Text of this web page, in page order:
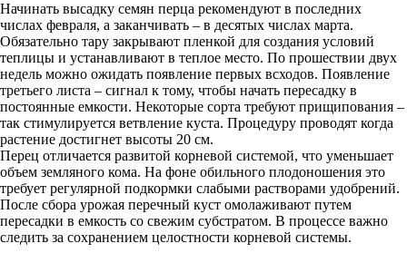
Начинать высадку семян перца рекомендуют в последних
числах февраля, а заканчивать – в десятых числах марта.
Обязательно тару закрывают пленкой для создания условий
теплицы и устанавливают в теплое место. По прошествии двух
недель можно ожидать появление первых всходов. Появление
третьего листа – сигнал к тому, чтобы начать пересадку в
постоянные емкости. Некоторые сорта требуют прищипования –
так стимулируется ветвление куста. Процедуру проводят когда
растение достигнет высоты 20 см.
Перец отличается развитой корневой системой, что уменьшает
объем земляного кома. На фоне обильного плодоношения это
требует регулярной подкормки слабыми растворами удобрений.
После сбора урожая перечный куст омолаживают путем
пересадки в емкость со свежим субстратом. В процессе важно
следить за сохранением целостности корневой системы.